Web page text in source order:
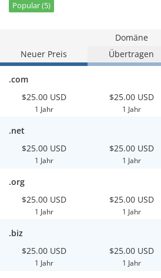
Popular (5)
Domäne
Neuer Preis
Übertragen
.com
$25.00 USD
1 Jahr
$25.00 USD
1 Jahr
.net
$25.00 USD
1 Jahr
$25.00 USD
1 Jahr
.org
$25.00 USD
1 Jahr
$25.00 USD
1 Jahr
.biz
$25.00 USD
1 Jahr
$25.00 USD
1 Jahr